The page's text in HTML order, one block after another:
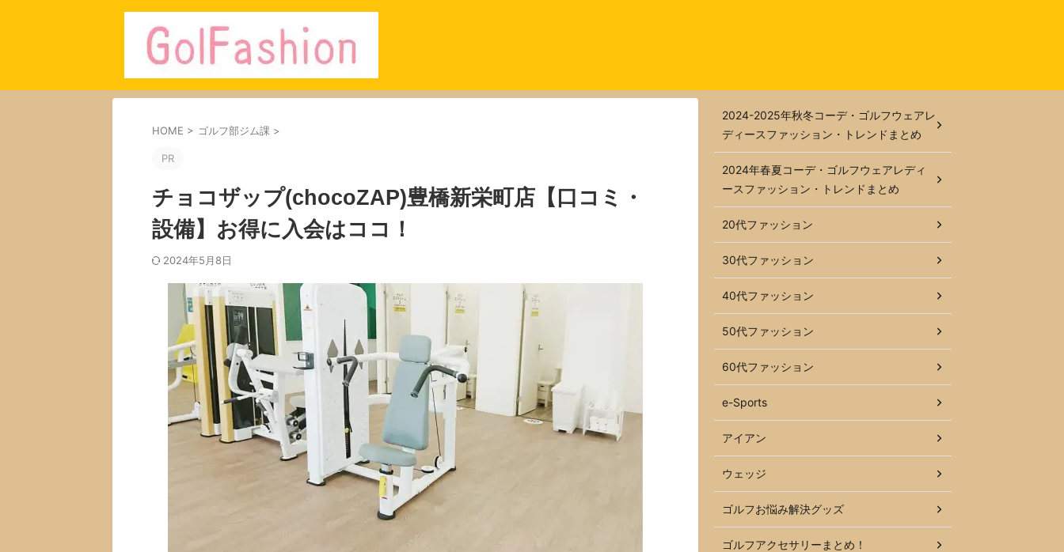
HOME > ゴルフ部ジム課 >
PR
チョコザップ(chocoZAP)豊橋新栄町店【口コミ・
設備】お得に入会はココ！
2024年5月8日
2024-2025年秋冬コーデ・ゴルフウェアレ
ディースファッション・トレンドまとめ
2024年春夏コーデ・ゴルフウェアレディ
ースファッション・トレンドまとめ
20代ファッション
30代ファッション
40代ファッション
50代ファッション
60代ファッション
e-Sports
アイアン
ウェッジ
ゴルフお悩み解決グッズ
ゴルフアクセサリーまとめ！